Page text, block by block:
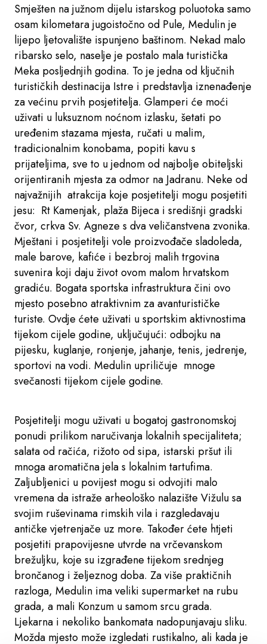
Smješten na južnom dijelu istarskog poluotoka samo
osam kilometara jugoistočno od Pule, Medulin je
lijepo ljetovalište ispunjeno baštinom. Nekad malo
ribarsko selo, naselje je postalo mala turistička
Meka posljednjih godina. To je jedna od ključnih
turističkih destinacija Istre i predstavlja iznenađenje
za većinu prvih posjetitelja. Glamperi će moći
uživati ​​u luksuznom noćnom izlasku, šetati po
uređenim stazama mjesta, ručati u malim,
tradicionalnim konobama, popiti kavu s
prijateljima, sve to u jednom od najbolje obiteljski
orijentiranih mjesta za odmor na Jadranu. Neke od
najvažnijih atrakcija koje posjetitelji mogu posjetiti
jesu: Rt Kamenjak, plaža Bijeca i središnji gradski
čvor, crkva Sv. Agneze s dva veličanstvena zvonika.
Mještani i posjetitelji vole proizvođače sladoleda,
male barove, kafiće i bezbroj malih trgovina
suvenira koji daju život ovom malom hrvatskom
gradiću. Bogata sportska infrastruktura čini ovo
mjesto posebno atraktivnim za avanturističke
turiste. Ovdje ćete uživati ​​u sportskim aktivnostima
tijekom cijele godine, uključujući: odbojku na
pijesku, kuglanje, ronjenje, jahanje, tenis, jedrenje,
sportovi na vodi. Medulin upriličuje mnoge
svečanosti tijekom cijele godine.
Posjetitelji mogu uživati ​​u bogatoj gastronomskoj
ponudi prilikom naručivanja lokalnih specijaliteta;
salata od račića, rižoto od sipa, istarski pršut ili
mnoga aromatična jela s lokalnim tartufima.
Zaljubljenici u povijest mogu si odvojiti malo
vremena da istraže arheološko nalazište Vižulu sa
svojim ruševinama rimskih vila i razgledavaju
antičke vjetrenjače uz more. Također ćete htjeti
posjetiti prapovijesne utvrde na vrčevanskom
brežuljku, koje su izgrađene tijekom srednjeg
brončanog i željeznog doba. Za više praktičnih
razloga, Medulin ima veliki supermarket na rubu
grada, a mali Konzum u samom srcu grada.
Ljekarna i nekoliko bankomata nadopunjavaju sliku.
Možda mjesto može izgledati rustikalno, ali kada je